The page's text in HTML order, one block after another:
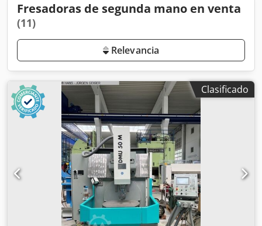
Fresadoras de segunda mano en venta
(11)
Relevancia
Clasificado